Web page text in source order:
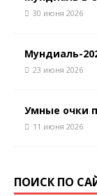
30 июня 2026
Мундиаль-
23 июня 2026
Умные очки
11 июня 2026
ПОИСК ПО